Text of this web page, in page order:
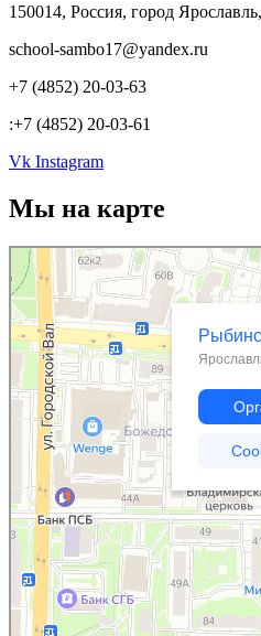
150014, Россия, город
school-sambo17@yandex.ru
+7 (4852) 20-03-63
:+7 (4852) 20-03-61
Vk Instagram
Мы на карте
Ярославль
Рыбинская улица, 42/40 — Яндекс.Карты